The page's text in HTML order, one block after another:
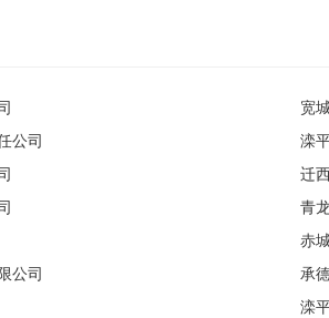
公司
公司
宽
滦
迁
青
赤
承
滦